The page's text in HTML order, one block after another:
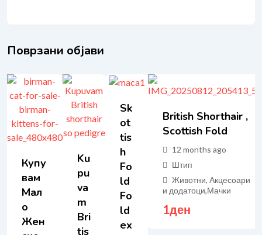
Поврзани објави
Купу
Вам
Мал
О
Жен
Ku
Pu
Va
M
Bri
Tis
Sk
Ot
Tis
H
Fo
Ld
Fo
Ld
Ex
British Shorthair ,
Scottish Fold
12 months ago
Штип
Животни, Акцесоари
и додатоци,Мачки
1ден